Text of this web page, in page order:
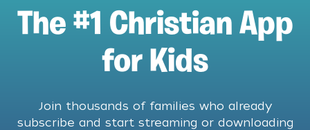
The #1 Christian App
for Kids
Join thousands of families who already
subscribe and start streaming or downloading